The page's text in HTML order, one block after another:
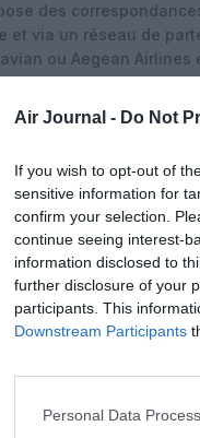
Air Journal - Do Not
If you wish to opt-out of
sensitive information for
confirm your selection.
continue seeing interest-
information disclosed to
further disclosure of your
participants. This
Downstream Participants
Personal Data
des
et via un réseau de
ou Aegean
du partenariat
de la clientèle
moment cette envie ne
billets d’avion à bas
in the new Condor
April 13, 2022
Aviation Assessment
🇺🇸 since the end of
@ECACceac
April 14,